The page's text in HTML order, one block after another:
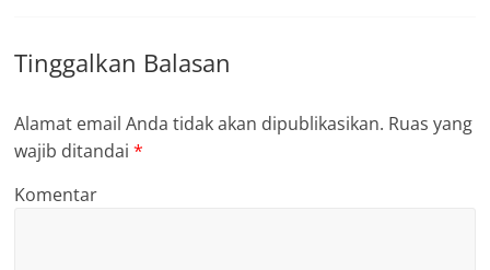
Tinggalkan Balasan
Alamat email Anda tidak akan dipublikasikan. Ruas yang
wajib ditandai*
Komentar